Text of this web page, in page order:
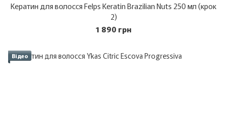
Кератин для волосся Felps Keratin Brazilian Nuts 250 мл (крок
2)
1 890 грн
Відео